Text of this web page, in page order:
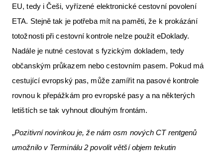
EU, tedy i Češi, vyřízené elektronické cestovní povolení
ETA. Stejně tak je potřeba mít na paměti, že k prokázání
totožnosti při cestovní kontrole nelze použít eDoklady.
Nadále je nutné cestovat s fyzickým dokladem, tedy
občanským průkazem nebo cestovním pasem. Pokud má
cestující evropský pas, může zamířit na pasové kontrole
rovnou k přepážkám pro evropské pasy a na některých
letištích se tak vyhnout dlouhým frontám.
„Pozitivní novinkou je, že nám osm nových CT rentgenů
umožnilo v Terminálu 2 povolit větší objem tekutin